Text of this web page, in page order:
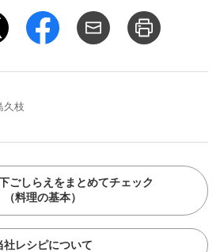
久枝
ごしらえをまとめてチェック
（料理の基本）
社レシピについて